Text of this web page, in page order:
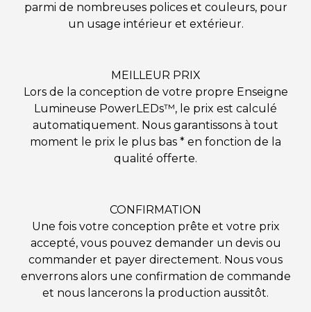
parmi de nombreuses polices et couleurs, pour
un usage intérieur et extérieur.
MEILLEUR PRIX
Lors de la conception de votre propre Enseigne
Lumineuse PowerLEDs™, le prix est calculé
automatiquement. Nous garantissons à tout
moment le prix le plus bas * en fonction de la
qualité offerte.
CONFIRMATION
Une fois votre conception prête et votre prix
accepté, vous pouvez demander un devis ou
commander et payer directement. Nous vous
enverrons alors une confirmation de commande
et nous lancerons la production aussitôt.